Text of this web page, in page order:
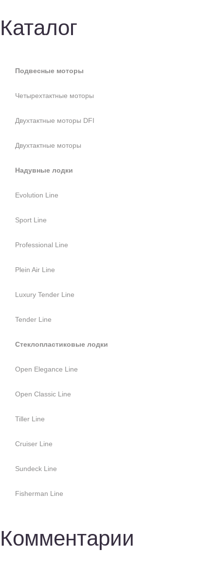
Каталог
Подвесные моторы
Четырехтактные моторы
Двухтактные моторы DFI
Двухтактные моторы
Надувные лодки
Evolution Line
Sport Line
Professional Line
Plein Air Line
Luxury Tender Line
Tender Line
Стеклопластиковые лодки
Open Elegance Line
Open Classic Line
Tiller Line
Cruiser Line
Sundeck Line
Fisherman Line
Комментарии